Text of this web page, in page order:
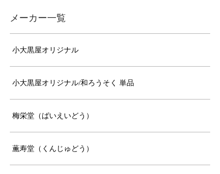
メーカー一覧
小大黒屋オリジナル
小大黒屋オリジナル/和ろうそく 単品
梅栄堂（ばいえいどう）
薫寿堂（くんじゅどう）